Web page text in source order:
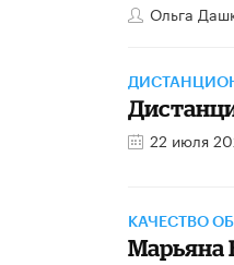
Ольга
22 июля
КАЧЕСТВО
Марьяна